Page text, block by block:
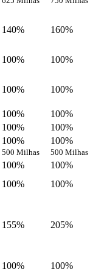
140% 160%
100%
100%
100% 100%
100%
100%
100%
100%
100%
500 Milhas
100%
500 Milhas
100%
100%
100% 100%
155% 205%
100%
100%